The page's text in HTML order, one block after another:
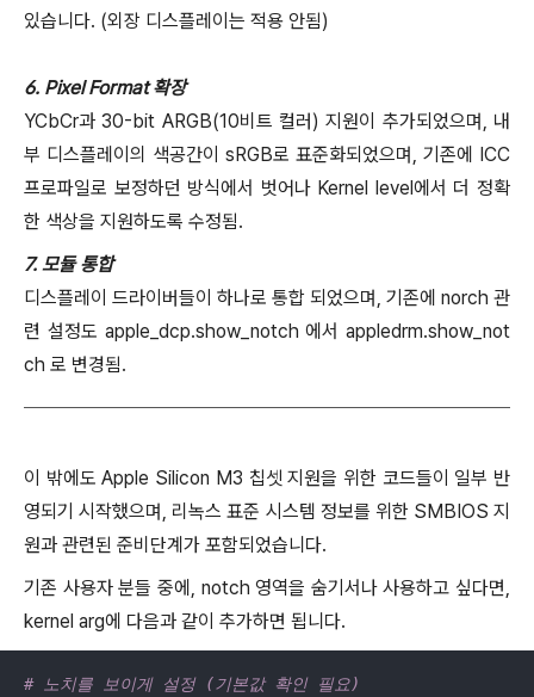
있습니다. (외장 디스플레이는 적용 안됨)
6. Pixel Format 확장
YCbCr과 30-bit ARGB(10비트 컬러) 지원이 추가되었으며, 내
부 디스플레이의 색공간이 sRGB로 표준화되었으며, 기존에 ICC
프로파일로 보정하던 방식에서 벗어나 Kernel level에서 더 정확
한 색상을 지원하도록 수정됨.
7. 모듈 통합
디스플레이 드라이버들이 하나로 통합 되었으며, 기존에 norch 관
련 설정도 apple_dcp.show_notch 에서 appledrm.show_not
ch 로 변경됨.
이 밖에도 Apple Silicon M3 칩셋 지원을 위한 코드들이 일부 반
영되기 시작했으며, 리녹스 표준 시스템 정보를 위한 SMBIOS 지
원과 관련된 준비단계가 포함되었습니다.
기존 사용자 분들 중에, notch 영역을 숨기서나 사용하고 싶다면,
kernel arg에 다음과 같이 추가하면 됩니다.
# 노치를 보이게 설정 (기본값 확인 필요)